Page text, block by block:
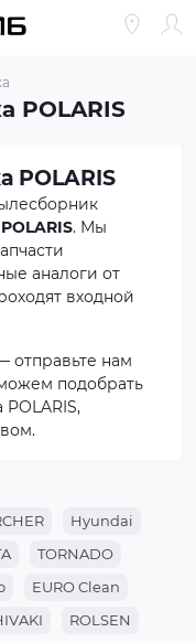
POLARIS
POLARIS
POLARIS. Мы
аналоги от
входной
отправьте нам
подобрать
Hyundai
TORNADO
EURO Clean
ROLSEN